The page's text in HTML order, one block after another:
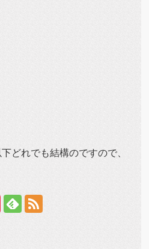
どれでも結構のですので、